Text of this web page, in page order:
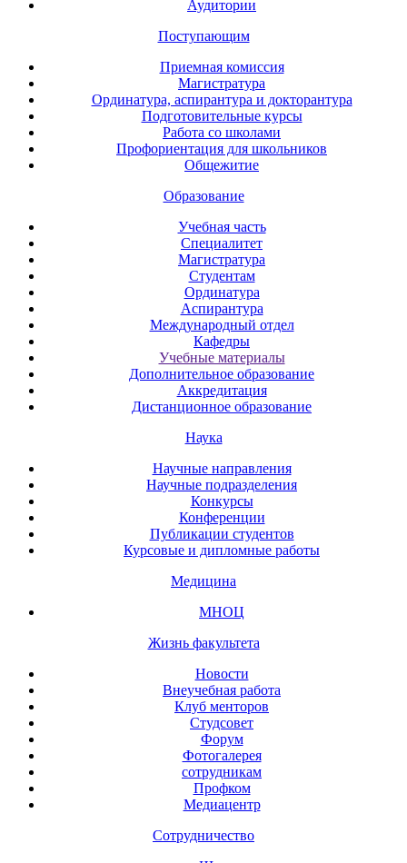
Аудитории
Поступающим
Приемная комиссия
Магистратура
Ординатура, аспирантура и докторантура
Подготовительные курсы
Работа со школами
Профориентация для школьников
Общежитие
Образование
Учебная часть
Специалитет
Магистратура
Студентам
Ординатура
Аспирантура
Международный отдел
Кафедры
Учебные материалы
Дополнительное образование
Аккредитация
Дистанционное образование
Наука
Научные направления
Научные подразделения
Конкурсы
Конференции
Публикации студентов
Курсовые и дипломные работы
Медицина
МНОЦ
Жизнь факультета
Новости
Внеучебная работа
Клуб менторов
Студсовет
Форум
Фотогалерея
сотрудникам
Профком
Медиацентр
Сотрудничество